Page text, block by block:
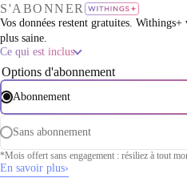
S'ABONNER
Vos données restent gratuites.
plus saine.
Ce qui est inclus
Options d'abonnement
Abonnement
Sans abonnement
*Mois offert sans engagement : résiliez à tout
En savoir plus›